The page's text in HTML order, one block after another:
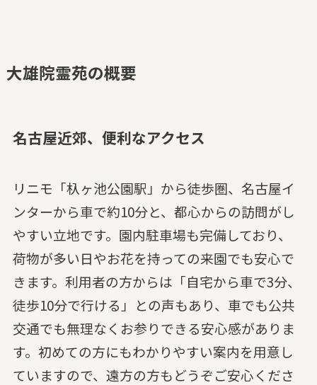
大雄院霊苑の概要
名古屋近郊、便利なアクセス
リニモ「杁ヶ池公園駅」から徒歩圏、名古屋イ
ンターから車で約10分と、都心からの訪問がし
やすい立地です。園内駐車場も完備しており、
荷物が多い日やお花を持っての来園でも安心で
きます。利用者の方からは「自宅から車で3分、
徒歩10分で行ける」との声もあり、車でも公共
交通でも無理なくお参りできる安心感がありま
す。初めての方にもわかりやすい案内を用意し
ていますので、遠方の方もどうぞご安心くださ